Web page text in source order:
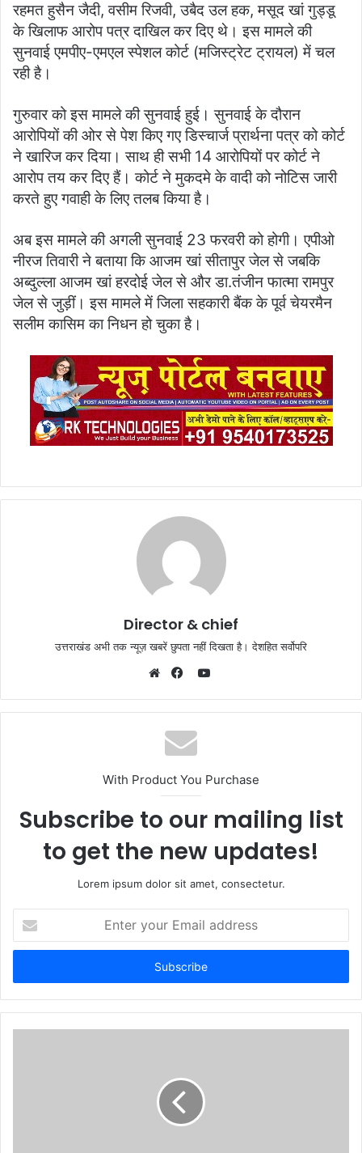
रहमत हुसैन जैदी, वसीम रिजवी, उबैद उल हक, मसूद खां गुड्डू
के खिलाफ आरोप पत्र दाखिल कर दिए थे। इस मामले की
सुनवाई एमपीए-एमएल स्पेशल कोर्ट (मजिस्ट्रेट ट्रायल) में चल
रही है।
गुरुवार को इस मामले की सुनवाई हुई। सुनवाई के दौरान
आरोपियों की ओर से पेश किए गए डिस्चार्ज प्रार्थना पत्र को कोर्ट
ने खारिज कर दिया। साथ ही सभी 14 आरोपियों पर कोर्ट ने
आरोप तय कर दिए हैं। कोर्ट ने मुकदमे के वादी को नोटिस जारी
करते हुए गवाही के लिए तलब किया है।
अब इस मामले की अगली सुनवाई 23 फरवरी को होगी। एपीओ
नीरज तिवारी ने बताया कि आजम खां सीतापुर जेल से जबकि
अब्दुल्ला आजम खां हरदोई जेल से और डा.तंजीन फात्मा रामपुर
जेल से जुड़ीं। इस मामले में जिला सहकारी बैंक के पूर्व चेयरमैन
सलीम कासिम का निधन हो चुका है।
Director & chief
उत्तराखंड अभी तक न्यूज़ खबरें छुपता नहीं दिखता है। देशहित सर्वोपरि
YouTube
With Product You Purchase
Subscribe to our mailing list
to get the new updates!
Lorem ipsum dolor sit amet, consectetur.
your
Email